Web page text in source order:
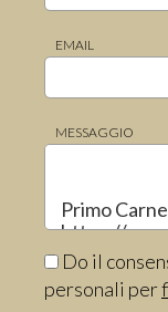
EMAIL
MESSAGGIO
Do il
personali per